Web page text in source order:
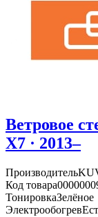
Ветровое
X7 · 2013–
Производитель
Код товара
ТонировкаЗелёное
Электрообогрев